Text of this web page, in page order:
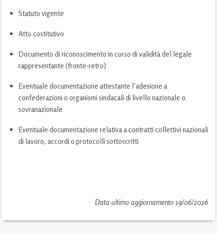
Statuto vigente
Atto costitutivo
Documento di riconoscimento in corso di validità del legale
rappresentante (fronte-retro)
Eventuale documentazione attestante l’adesione a
confederazioni o organismi sindacali di livello nazionale o
sovranazionale
Eventuale documentazione relativa a contratti collettivi nazionali
di lavoro, accordi o protocolli sottoscritti
Data ultimo aggiornamento 19/06/2026